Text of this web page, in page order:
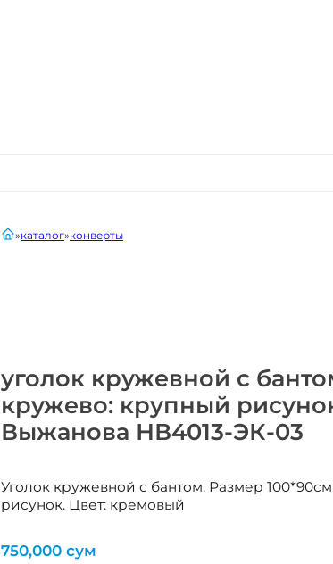
уголок кружевной с
кружево: крупный
Выжанова НВ4013-ЭК-03
Уголок кружевной с бантом. Размер
рисунок. Цвет: кремовый
главнаякаталог конверты
750,000 сум